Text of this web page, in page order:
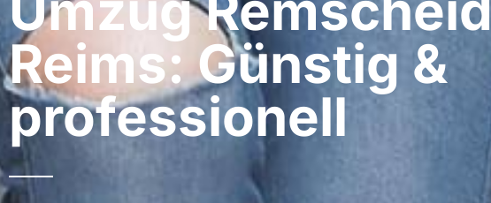
Reims: Günstig &
professionell​